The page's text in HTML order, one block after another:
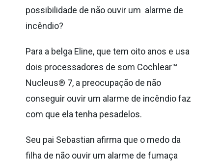
possibilidade de não ouvir um alarme de
incêndio?
Para a belga Eline, que tem oito anos e usa
dois processadores de som Cochlear™
Nucleus® 7, a preocupação de não
conseguir ouvir um alarme de incêndio faz
com que ela tenha pesadelos.
Seu pai Sebastian afirma que o medo da
filha de não ouvir um alarme de fumaça